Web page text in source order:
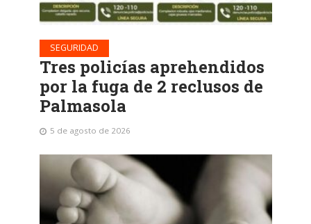
SEGURIDAD
Tres policías aprehendidos
por la fuga de 2 reclusos de
Palmasola
5 de agosto de 2026